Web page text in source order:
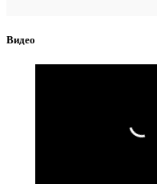
Видео